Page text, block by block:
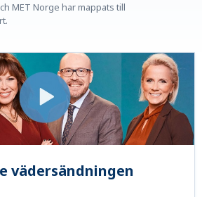
MET Norge har mappats till
vädersändningen